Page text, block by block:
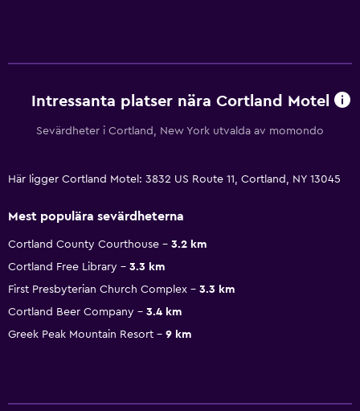
Intressanta platser nära Cortland Motel
Sevärdheter i Cortland, New York utvalda av momondo
Här ligger Cortland Motel: 3832 US Route 11, Cortland, NY 13045
Mest populära sevärdheterna
Cortland County Courthouse
3.2 km
Cortland Free Library
3.3 km
First Presbyterian Church Complex
3.3 km
Cortland Beer Company
3.4 km
Greek Peak Mountain Resort
9 km